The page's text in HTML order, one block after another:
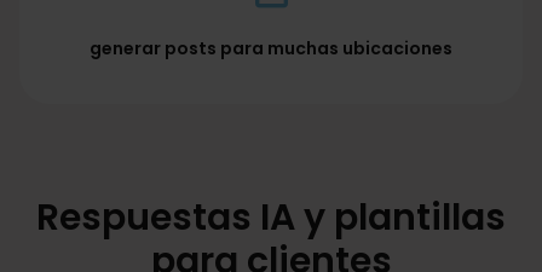
generar posts para muchas ubicaciones
Respuestas IA y plantillas
para clientes